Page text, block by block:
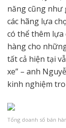
năng cũng như
các hãng lựa
có thể thêm lựa
hàng cho
tất cả hiện tại
xe” – anh
kinh nghiệm
Tổng doanh số bán